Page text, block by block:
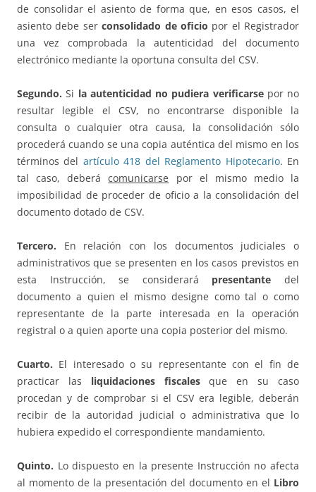
de consolidar el asiento de forma que, en esos casos, el
asiento debe serconsolidado de oficio por el Registrador
una vez comprobada la autenticidad del documento
electrónico mediante la oportuna consulta del CSV.
Segundo. Si la autenticidad no pudiera verificarsepor no
resultar legible el CSV, no encontrarse disponible la
consulta o cualquier otra causa, la consolidación sólo
procederá cuando se una copia auténtica del mismo en los
términos del artículo 418 del Reglamento Hipotecario. En
tal caso, deberácomunicarse por el mismo medio la
imposibilidad de proceder de oficio a la consolidación del
documento dotado de CSV.
Tercero. En relación con los documentos judiciales o
administrativos que se presenten en los casos previstos en
esta Instrucción, se considerará presentante del
documento a quien el mismo designe como tal o como
representante de la parte interesada en la operación
registral o a quien aporte una copia posterior del mismo.
Cuarto. El interesado o su representante con el fin de
practicar las liquidaciones fiscalesque en su caso
procedan y de comprobar si el CSV era legible, deberán
recibir de la autoridad judicial o administrativa que lo
hubiera expedido el correspondiente mandamiento.
Quinto. Lo dispuesto en la presente Instrucción no afecta
al momento de la presentación del documento en el Libro